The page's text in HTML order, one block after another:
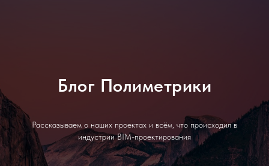
Блог Полиметрики
Рассказываем о наших проектах и всём, что происходил в
индустрии BIM-проектирования